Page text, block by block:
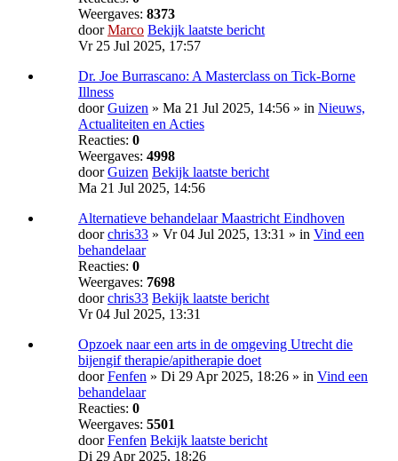
Weergaves: 8373
doorMarco Bekijk laatste bericht
Vr 25 Jul 2025, 17:57
Dr. Joe Burrascano: A Masterclass on Tick-Borne
Illness
doorGuizen » Ma 21 Jul 2025, 14:56 » in Nieuws,
Actualiteiten en Acties
Reacties: 0
Weergaves: 4998
doorGuizen Bekijk laatste bericht
Ma 21 Jul 2025, 14:56
Alternatieve behandelaar Maastricht Eindhoven
doorchris33 » Vr 04 Jul 2025, 13:31 » in Vind een
behandelaar
Reacties: 0
Weergaves: 7698
doorchris33 Bekijk laatste bericht
Vr 04 Jul 2025, 13:31
Opzoek naar een arts in de omgeving Utrecht die
bijengif therapie/apitherapie doet
doorFenfen » Di 29 Apr 2025, 18:26 » in Vind een
behandelaar
Reacties: 0
Weergaves: 5501
doorFenfen Bekijk laatste bericht
Di 29 Apr 2025, 18:26